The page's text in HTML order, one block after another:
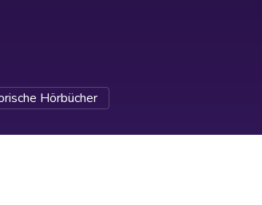
Hörbücher